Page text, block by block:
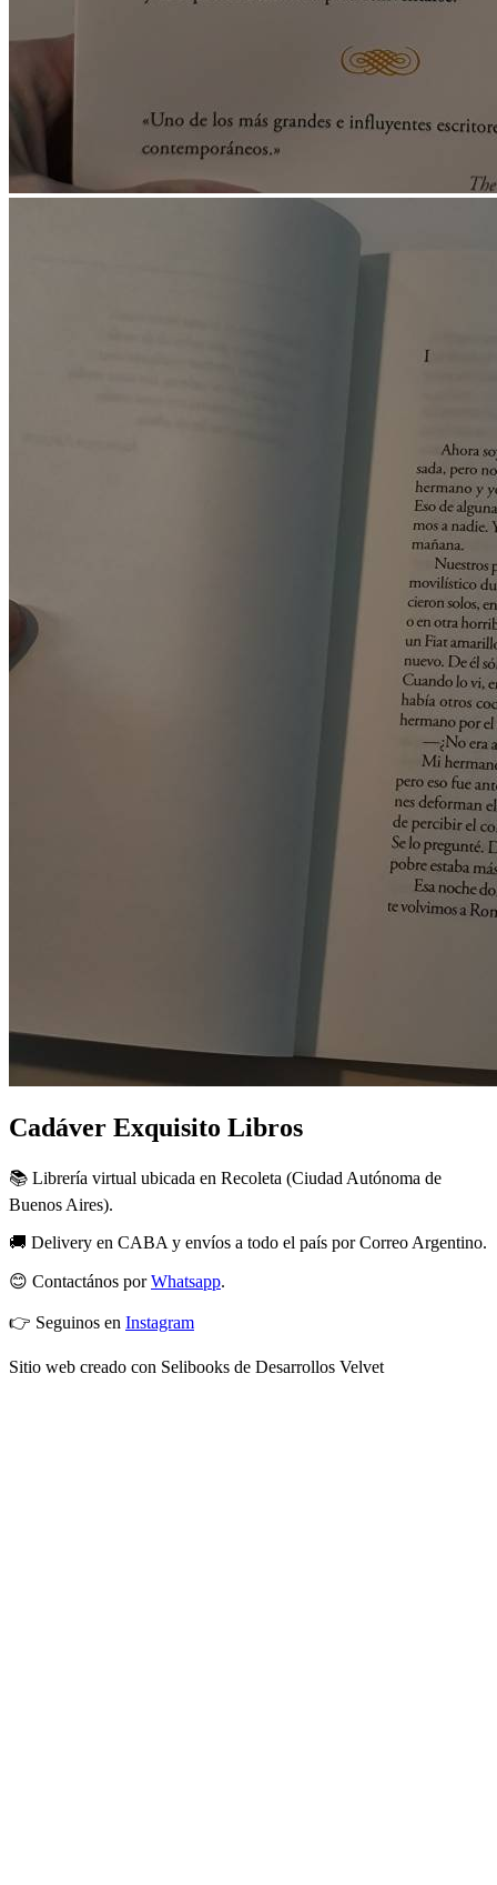
Cadáver Exquisito Libros
📚 Librería virtual ubicada en Recoleta (Ciudad Autónoma de
Buenos Aires).
🚚 Delivery en CABA y envíos a todo el país por Correo Argentino.
😊 Contactános porWhatsapp.
👉 Seguinos en Instagram
Sitio web creado con Selibooks de Desarrollos Velvet